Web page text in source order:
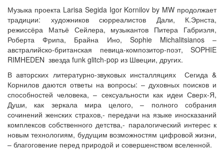
Музыка проекта Larisa Segida Igor Kornilov by MW продолжает
традиции: художников сюрреалистов Дали, К.Эрнста,
режиссёра Матьё Сейлера, музыкантов Питера Габриэля,
Роберта Фрипа, Брайна Ино, Sophie Michalitsianos –
австралийско-британская певица-композитор-поэт, SOPHIE
RIMHEDEN звезда funk glitch-pop из Швеции, других.
В авторских литературно-звуковых инсталляциях Сегида &
Корнилов даются ответы на вопросы: – духовных поисков и
способностей человека, – сексуальности как идеи Сверх-Я,
Души, как зеркала мира целого, – полного собрания
сочинений женских страхов,- передачи на языке иносказаний
комплексов собственного детства,- паралогический интерес к
новым технологиям, будущим возможностям цифровой жизни,
– благоговение перед природой и совершенством вселенной.